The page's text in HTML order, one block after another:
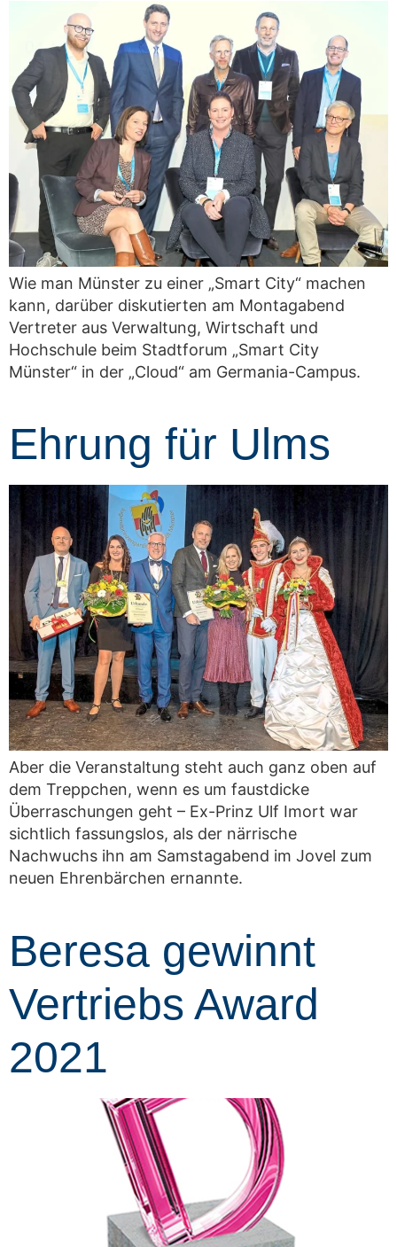
Wie man Münster zu einer „Smart City“ machen
kann, darüber diskutierten am Montagabend
Vertreter aus Verwaltung, Wirtschaft und
Hochschule beim Stadtforum „Smart City
Münster“ in der „Cloud“ am Germania-Campus.
Ehrung für Ulms
Aber die Veranstaltung steht auch ganz oben auf
dem Treppchen, wenn es um faustdicke
Überraschungen geht – Ex-Prinz Ulf Imort war
sichtlich fassungslos, als der närrische
Nachwuchs ihn am Samstagabend im Jovel zum
neuen Ehrenbärchen ernannte.
Beresa gewinnt
Vertriebs Award
2021